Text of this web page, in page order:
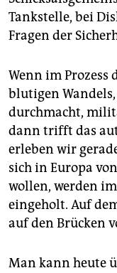
Tankstelle, bei
Fragen der
Wenn im
blutigen
durchmacht,
dann trifft das
erleben wir
sich in Europa
wollen, werden
eingeholt. Auf
auf den Brücken
Man kann heute